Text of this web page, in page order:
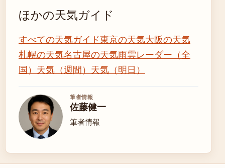
ほかの天気ガイド
すべての天気ガイド東京の天気大阪の天気
札幌の天気名古屋の天気雨雲レーダー（全
国） 天気（週間） 天気（明日）
筆者情報
佐藤健一
筆者情報